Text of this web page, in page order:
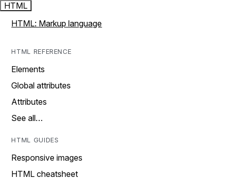
HTML
HTML: Markup language
HTML REFERENCE
Elements
Global attributes
Attributes
See all…
HTML GUIDES
Responsive images
HTML cheatsheet